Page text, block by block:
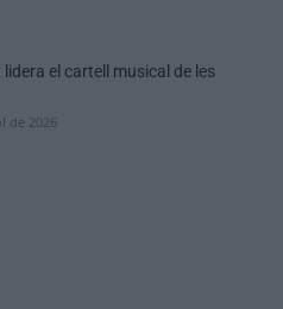
el cartell musical de les
de 2026